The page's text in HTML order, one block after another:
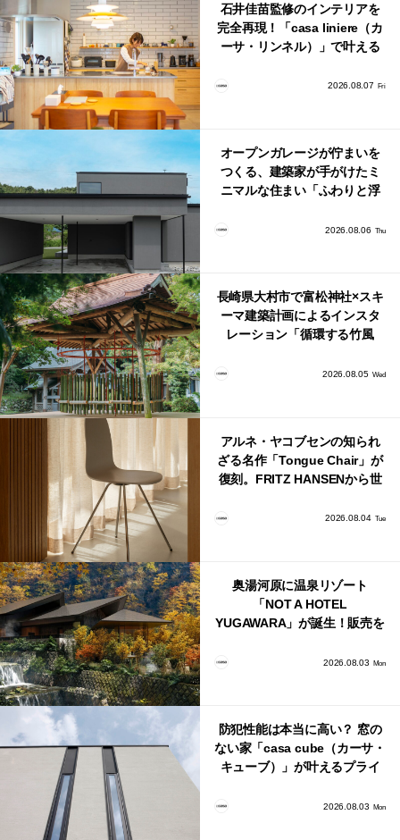
石井佳苗監修のインテリアを
完全再現！「casa liniere（カ
ーサ・リンネル）」で叶える
2026.08.07 Fri
オープンガレージが佇まいを
つくる、建築家が手がけたミ
ニマルな住まい「ふわりと浮
2026.08.06 Thu
長崎県大村市で富松神社×スキ
ーマ建築計画によるインスタ
レーション「循環する竹風
2026.08.05 Wed
アルネ・ヤコブセンの知られ
ざる名作「Tongue Chair」が
復刻。FRITZ HANSENから世
2026.08.04 Tue
奥湯河原に温泉リゾート
「NOT A HOTEL
YUGAWARA」が誕生！販売を
2026.08.03 Mon
防犯性能は本当に高い？ 窓の
ない家「casa cube（カーサ・
キューブ）」が叶えるプライ
2026.08.03 Mon